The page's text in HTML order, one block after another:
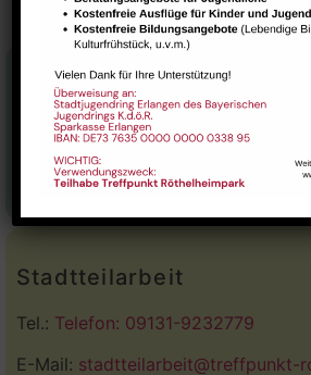
Stadtteilhaus
09131-9232777
E-Mail:leitung@treffpunkt-
Stadtteilarbeit
Tel.: Telefon: 09131-9232779
E-Mail: stadtteilarbeit@treffpunkt-